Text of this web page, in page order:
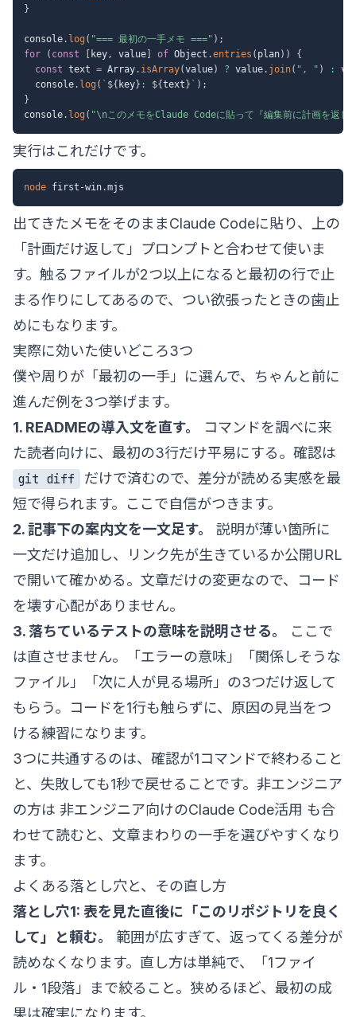
}
console. log ( "=== 最初の一手メモ ===" ) ;
for
( const key, value of Object .entries ( plan) )
{
const text = Array. isArray(value) ? value. join( ", " ) :
  console
. log ( ` ${ key} : ${text } ` ) ;
}
console. log ( "\nこのメモをClaude Codeに貼って『編集前に計画を返し
実行はこれだけです。
node
出てきたメモをそのままClaude Codeに貼り、上の
「計画だけ返して」プロンプトと合わせて使いま
す。触るファイルが2つ以上になると最初の行で止
まる作りにしてあるので、つい欲張ったときの歯止
めにもなります。
実際に効いた使いどころ3つ
僕や周りが「最初の一手」に選んで、ちゃんと前に
進んだ例を3つ挙げます。
1. READMEの導入文を直す。
コマンドを調べに来
た読者向けに、最初の3行だけ平易にする。確認は
git diff
だけで済むので、差分が読める実感を最
短で得られます。ここで自信がつきます。
2. 記事下の案内文を一文足す。
説明が薄い箇所に
一文だけ追加し、リンク先が生きているか公開URL
で開いて確かめる。文章だけの変更なので、コード
を壊す心配がありません。
3. 落ちているテストの意味を説明させる。
ここで
は直させません。「エラーの意味」「関係しそうな
ファイル」「次に人が見る場所」の3つだけ返して
もらう。コードを1行も触らずに、原因の見当をつ
ける練習になります。
3つに共通するのは、確認が1コマンドで終わること
と、失敗しても1秒で戻せることです。非エンジニア
の方は 非エンジニア向けのClaude Code活用 も合
わせて読むと、文章まわりの一手を選びやすくなり
ます。
よくある落とし穴と、その直し方
落とし穴1: 表を見た直後に「このリポジトリを良く
して」と頼む。
範囲が広すぎて、返ってくる差分が
読めなくなります。直し方は単純で、「1ファイ
ル・1段落」まで絞ること。狭めるほど、最初の成
果は確実になります。